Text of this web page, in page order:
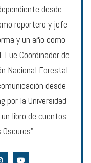
desde
reportero y jefe
y un año como
Coordinador de
Nacional Forestal
desde
por la Universidad
libro de cuentos